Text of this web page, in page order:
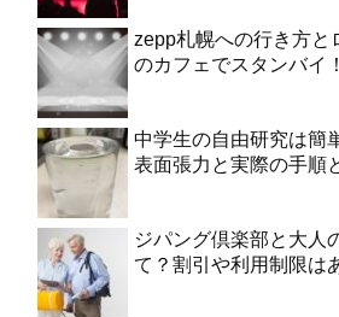
zepp札幌への行き方と
のカフェでスタンバイ！
中学生の自由研究は簡
表面張力と実際の手順
ジパング倶楽部と大人
て？割引や利用制限は